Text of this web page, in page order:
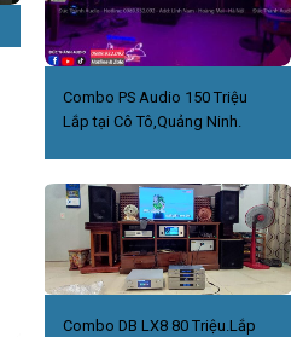
Combo PS Audio 150 Triệu
Lắp tại Cô Tô,Quảng Ninh.
Combo DB LX8 80 Triệu.Lắp